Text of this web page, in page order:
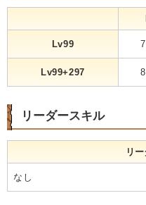
Lv99
Lv99+297
リーダースキル
リ
なし